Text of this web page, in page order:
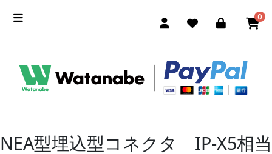
0
NEA型埋込型コネクタ IP-X5相当